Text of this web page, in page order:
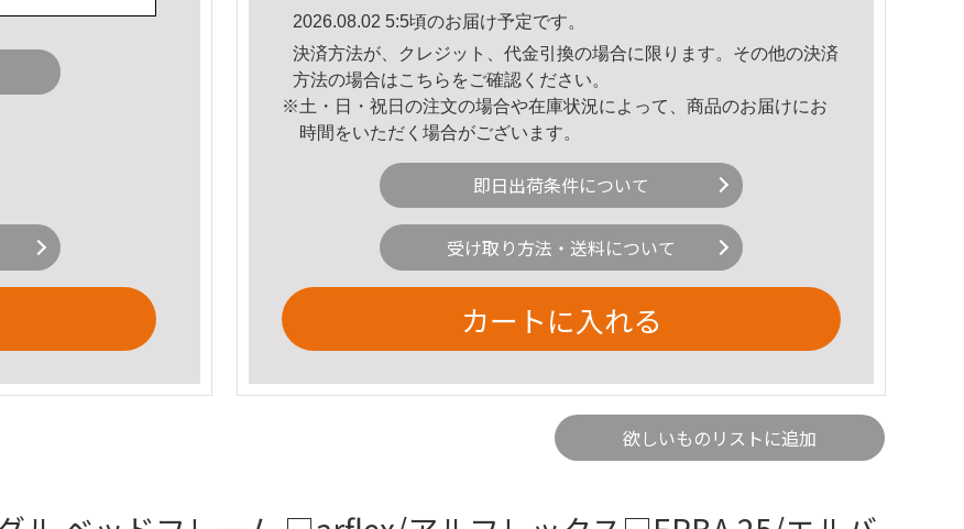
2026.08.02 5:5頃のお届け予定です。
決済方法が、クレジット、代金引換の場合に限ります。その他の決済
方法の場合はこちら をご確認ください。
※土・日・祝日の注文の場合や在庫状況によって、商品のお届けにお
時間をいただく場合がございます。
即日出荷条件について
受け取り方法・送料について
カートに入れる
欲しいものリストに追加